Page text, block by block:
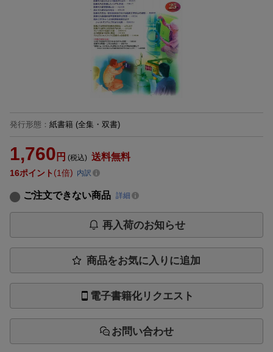
発行形態 ： 紙書籍 (全集・双書)
1,760 円 (税込) 送料無料
16ポイント 1倍 内訳
ご注文できない商品 詳細
再入荷のお知らせ
商品をお気に入りに追加
電子書籍化リクエスト
お問い合わせ